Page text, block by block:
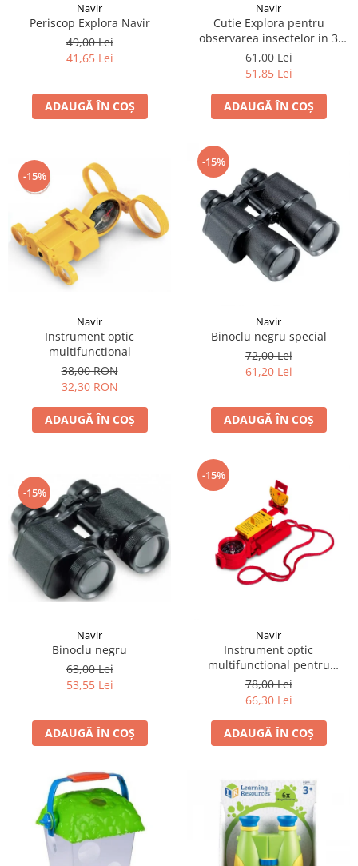
Navir
Periscop Explora Navir
49,00 Lei
41,65 Lei
ADAUGĂ ÎN COȘ
Navir
Cutie Explora pentru
observarea insectelor in 3
directii, Navir
61,00 Lei
51,85 Lei
ADAUGĂ ÎN COȘ
-15%
Navir
Instrument optic
multifunctional
38,00 RON
32,30 RON
ADAUGĂ ÎN COȘ
-15%
Navir
Binoclu negru special
72,00 Lei
61,20 Lei
ADAUGĂ ÎN COȘ
-15%
Navir
Binoclu negru
63,00 Lei
53,55 Lei
ADAUGĂ ÎN COȘ
-15%
Navir
Instrument optic
multifunctional pentru
drumetii, Navir
78,00 Lei
66,30 Lei
ADAUGĂ ÎN COȘ